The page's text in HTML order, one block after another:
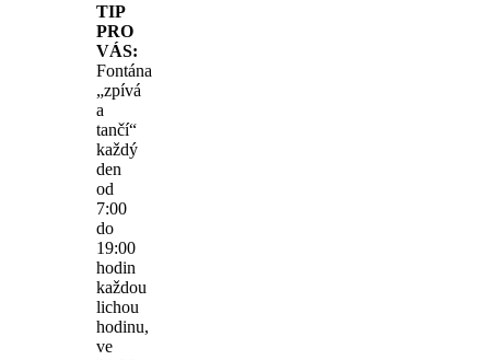
TIP
PRO
VÁS:
Fontána
„zpívá
a
tančí“
každý
den
od
7:00
do
19:00
hodin
každou
lichou
hodinu,
ve